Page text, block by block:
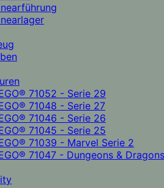
71052 - Serie 29
71048 - Serie 27
71046 - Serie 26
71045 - Serie 25
71039 - Marvel Serie 2
71047 - Dungeons & Dragons